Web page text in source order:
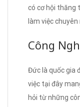
có cơ hội thăng
làm việc chuyên
Công
Đức là quốc gia
việc tại đây
hỏi từ những